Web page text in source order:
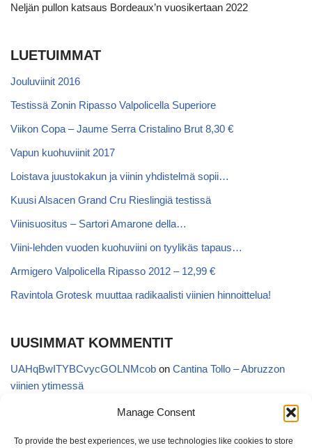
Manage Consent
To provide the best experiences, we use technologies like cookies to store
Neljän pullon katsaus Bordeaux’n vuosikertaan 2022
LUETUIMMAT
Jouluviinit 2016
Testissä Zonin Ripasso Valpolicella Superiore
Viikon Copa – Jaume Serra Cristalino Brut 8,30 €
Vapun kuohuviinit 2017
Loistava juustokakun ja viinin yhdistelmä sopii…
Kuusi Alsacen Grand Cru Rieslingiä testissä
Viinisuositus – Sartori Amarone della…
Viini-lehden vuoden kuohuviini on tyylikäs tapaus…
Armigero Valpolicella Ripasso 2012 – 12,99 €
Ravintola Grotesk muuttaa radikaalisti viinien hinnoittelua!
UUSIMMAT KOMMENTIT
UAHqBwITYBCvycGOLNMcob on Cantina Tollo – Abruzzon
viinien ytimessä
EgVGGttRTxKfbqUaWNglbonCantina Tollo – Abruzzon viinien